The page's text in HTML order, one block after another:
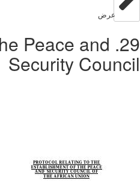
عرض
the Peace and
Security Council